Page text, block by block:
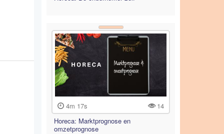
4m 17s
14
Horeca: Marktprognose en
omzetprognose